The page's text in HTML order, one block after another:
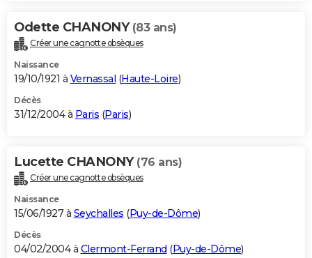
Odette CHANONY (83 ans)
Créer une cagnotte obsèques
Naissance
19/10/1921 à Vernassal (Haute-Loire)
Décès
31/12/2004 à Paris (Paris)
Lucette CHANONY (76 ans)
Créer une cagnotte obsèques
Naissance
15/06/1927 à Seychalles (Puy-de-Dôme)
Décès
04/02/2004 à Clermont-Ferrand (Puy-de-Dôme)